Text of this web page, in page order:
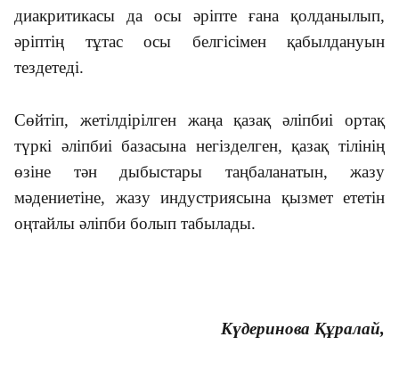
диакритикасы да осы әріпте ғана қолданылып,
әріптің тұтас осы белгісімен қабылдануын
тездетеді.
Сөйтіп, жетілдірілген жаңа қазақ әліпбиі ортақ
түркі әліпбиі базасына негізделген, қазақ тілінің
өзіне тән дыбыстары таңбаланатын, жазу
мәдениетіне, жазу индустриясына қызмет ететін
оңтайлы әліпби болып табылады.
Күдеринова Құралай,